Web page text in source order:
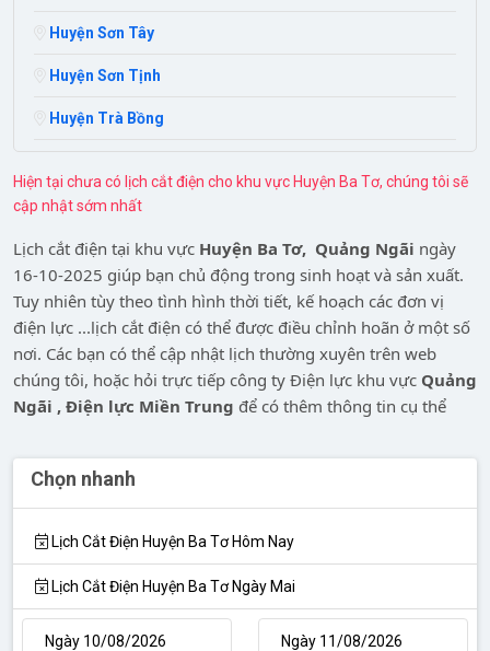
Huyện Sơn Tây
Huyện Sơn Tịnh
Huyện Trà Bồng
Hiện tại chưa có lịch cắt điện cho khu vực Huyện Ba Tơ, chúng tôi sẽ
cập nhật sớm nhất
Lịch cắt điện tại khu vực Huyện Ba Tơ, Quảng Ngãi ngày
16-10-2025 giúp bạn chủ động trong sinh hoạt và sản xuất.
Tuy nhiên tùy theo tình hình thời tiết, kế hoạch các đơn vị
điện lực ...lịch cắt điện có thể được điều chỉnh hoãn ở một số
nơi. Các bạn có thể cập nhật lịch thường xuyên trên web
chúng tôi, hoặc hỏi trực tiếp công ty Điện lực khu vực Quảng
Ngãi , Điện lực Miền Trung để có thêm thông tin cụ thể
Chọn nhanh
Lịch Cắt Điện Huyện Ba Tơ Hôm Nay
Lịch Cắt Điện Huyện Ba Tơ Ngày Mai
Ngày 10/08/2026 Ngày 11/08/2026